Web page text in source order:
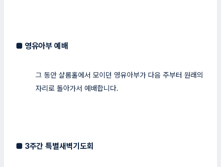
■ 영유아부 예배
그 동안 샬롬홀에서 모이던 영유아부가 다음 주부터 원래의
자리로 돌아가서 예배합니다.
■ 3주간 특별새벽기도회